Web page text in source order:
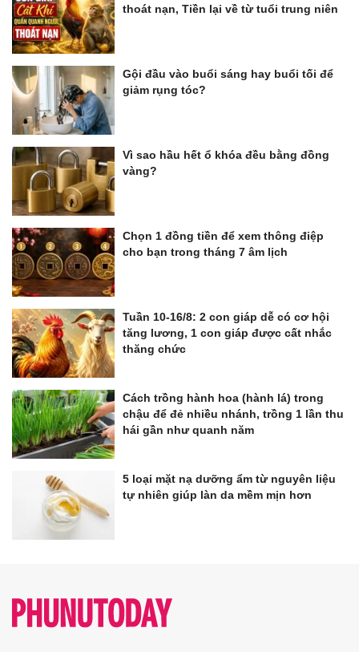
thoát nạn, Tiền lại về từ tuổi trung niên
Gội đầu vào buổi sáng hay buổi tối để
giảm rụng tóc?
Vì sao hầu hết ổ khóa đều bằng đồng
vàng?
Chọn 1 đồng tiền để xem thông điệp
cho bạn trong tháng 7 âm lịch
Tuần 10-16/8: 2 con giáp dễ có cơ hội
tăng lương, 1 con giáp được cất nhắc
thăng chức
Cách trồng hành hoa (hành lá) trong
chậu để đẻ nhiều nhánh, trồng 1 lần thu
hái gần như quanh năm
5 loại mặt nạ dưỡng ẩm từ nguyên liệu
tự nhiên giúp làn da mềm mịn hơn